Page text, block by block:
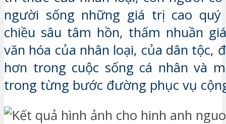
người sống những giá trị cao
chiều sâu tâm hồn, thấm nhuần
văn hóa của nhân loại, của dân tộc,
hơn trong cuộc sống cá nhân và
trong từng bước đường phục vụ